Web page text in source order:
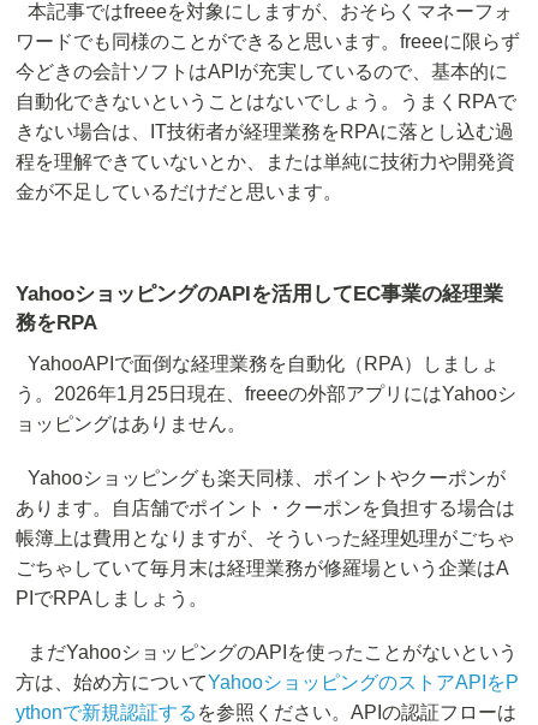
本記事ではfreeeを対象にしますが、おそらくマネーフォ
ワードでも同様のことができると思います。freeeに限らず
今どきの会計ソフトはAPIが充実しているので、基本的に
自動化できないということはないでしょう。うまくRPAで
きない場合は、IT技術者が経理業務をRPAに落とし込む過
程を理解できていないとか、または単純に技術力や開発資
金が不足しているだけだと思います。
YahooショッピングのAPIを活用してEC事業の経理業
務をRPA
YahooAPIで面倒な経理業務を自動化（RPA）しましょ
う。2026年1月25日現在、freeeの外部アプリにはYahooシ
ョッピングはありません。
Yahooショッピングも楽天同様、ポイントやクーポンが
あります。自店舗でポイント・クーポンを負担する場合は
帳簿上は費用となりますが、そういった経理処理がごちゃ
ごちゃしていて毎月末は経理業務が修羅場という企業はA
PIでRPAしましょう。
まだYahooショッピングのAPIを使ったことがないという
方は、始め方についてYahooショッピングのストアAPIをP
ythonで新規認証する を参照ください。APIの認証フローは